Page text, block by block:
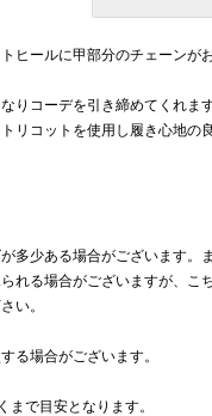
ヒールに甲部分のチェーンが
りコーデを引き締めてくれます
リコットを使用し履き心地の
多少ある場合がございます。
れる場合がございますが、こ
い。
る場合がございます。
で目安となります。